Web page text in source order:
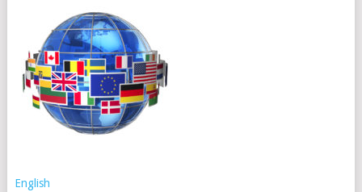
English